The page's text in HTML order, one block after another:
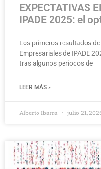
EXPECTATIVAS
IPADE 2025: el
Los primeros resultados
Empresariales de IPADE
tras algunos periodos de
LEER MÁS »
Alberto Ibarra julio 21,